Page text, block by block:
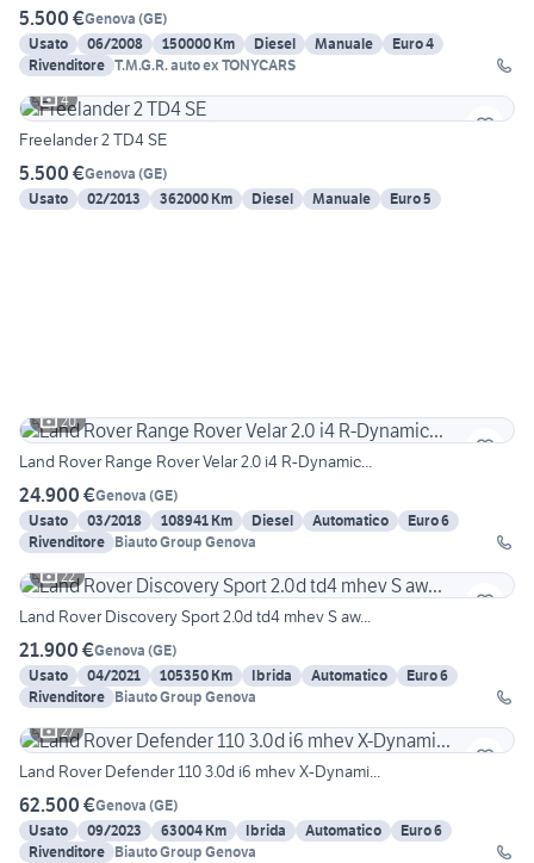
5.500 €Genova (GE)
Usato
06/2008 150000 Km Diesel Manuale
Euro 4
Rivenditore T.M.G.R. auto ex TONYCARS
4
Freelander 2 TD4 SE
5.500 €Genova (GE)
Usato
02/2013 362000 Km Diesel Manuale Euro 5
20
Land Rover Range Rover Velar 2.0 i4 R-Dynamic...
24.900 €Genova (GE)
Usato
03/2018 108941 Km Diesel Automatico
Euro 6
Rivenditore Biauto Group Genova
22
Land Rover Discovery Sport 2.0d td4 mhev S aw...
21.900 €Genova (GE)
Usato
04/2021 105350 Km Ibrida Automatico
Euro 6
Rivenditore Biauto Group Genova
27
Land Rover Defender 110 3.0d i6 mhev X-Dynami...
62.500 €Genova (GE)
Usato
09/2023 63004 Km Ibrida Automatico
Euro 6
Rivenditore Biauto Group Genova